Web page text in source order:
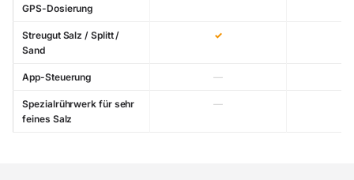
GPS-Dosierung
Streugut Salz / Splitt /
Sand
✓
App-Steuerung —
Spezialrührwerk für sehr
feines Salz
—